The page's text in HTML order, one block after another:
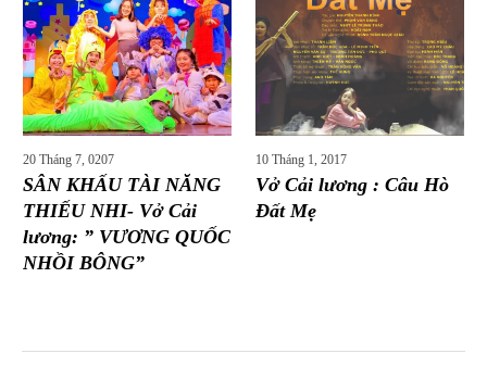
20 Tháng 7, 0207
SÂN KHẤU TÀI NĂNG
THIẾU NHI- Vở Cải
lương: ” VƯƠNG QUỐC
NHỒI BÔNG”
10 Tháng 1, 2017
Vở Cải lương : Câu Hò
Đất Mẹ